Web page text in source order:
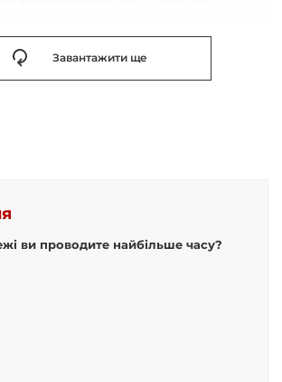
Завантажити ще
ви проводите найбільше часу?